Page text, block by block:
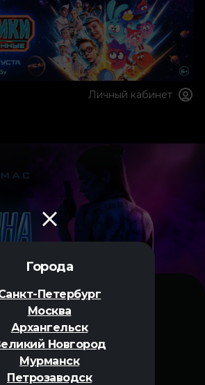
Города
Петербург
Москва
Архангельск
Новгород
Мурманск
Петрозаводск
Личный кабинет